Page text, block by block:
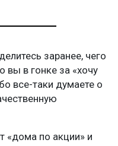
заранее, чего
вы в гонке за «хочу
все-таки думаете о
«дома по акции» и